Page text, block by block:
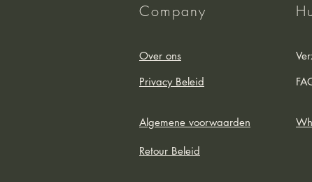
Company
Over ons
Privacy Beleid
Algemene voorwaarden
Retour Beleid